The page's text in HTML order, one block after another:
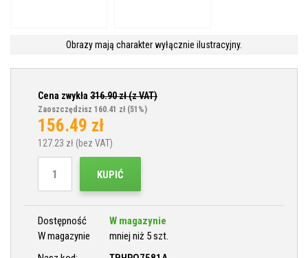
Obrazy mają charakter wyłącznie ilustracyjny.
Cena zwykła 316.90zł (z VAT)
Zaoszczędzisz 160.41 zł (51%)
156.49 zł
127.23 zł (bez VAT)
KUPIĆ
Dostępność
W magazynie
W magazynie
mniej niż 5 szt.